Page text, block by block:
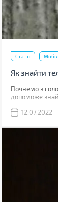
Статті
Як знайти
Почнемо з
допоможе
допоможе
12.07.2022